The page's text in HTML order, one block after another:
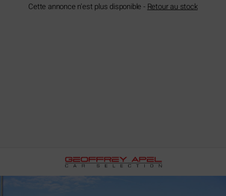
Cette annonce n'est plus disponible - Retour au stock